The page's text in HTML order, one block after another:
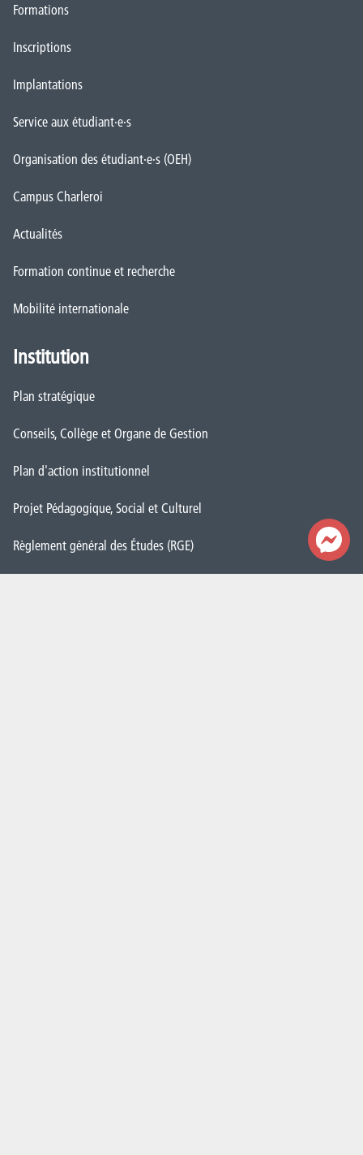
Formations
Inscriptions
Implantations
Service aux étudiant·e·s
Organisation des étudiant·e·s (OEH)
Campus Charleroi
Actualités
Formation continue et recherche
Mobilité internationale
Institution
Plan stratégique
Conseils, Collège et Organe de Gestion
Plan d'action institutionnel
Projet Pédagogique, Social et Culturel
Règlement général des Études (RGE)